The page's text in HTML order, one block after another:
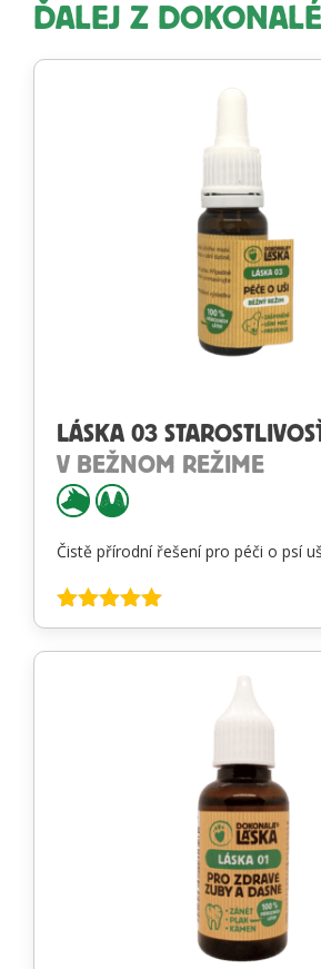
ĎALEJ Z
LÁSKA 03
V BEŽNOM REŽIME
Čistě přírodní řešení pro péči o psí
Hodnotenie
4.88z 5